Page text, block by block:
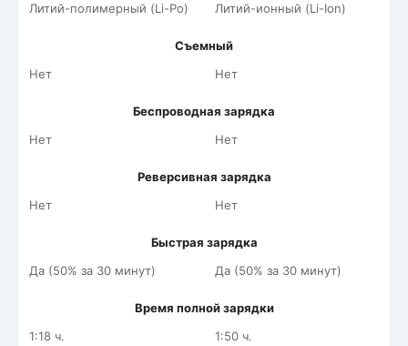
Литий-полимерный (Li-Po)
Литий-ионный (Li-Ion)
Съемный
Нет
Нет
Беспроводная зарядка
Нет
Нет
Реверсивная зарядка
Нет
Нет
Быстрая зарядка
Да (50% за 30 минут)
Да (50% за 30 минут)
Время полной зарядки
1:18 ч.
1:50 ч.